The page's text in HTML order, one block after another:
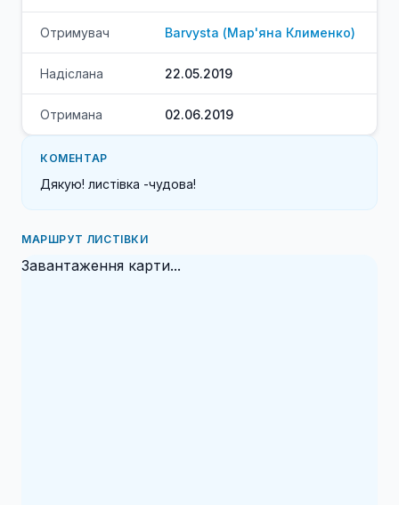
Отримувач Barvysta (Мар'яна Клименко)
Надіслана 22.05.2019
Отримана 02.06.2019
КОМЕНТАР
Дякую! листівка -чудова!
МАРШРУТ ЛИСТІВКИ
Завантаження карти...